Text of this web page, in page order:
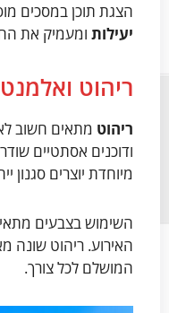
הצגת תוכן במסכים
יעילות ומעמיק את
ריהוט
ריהוט מתאים חשוב
ודוכנים אסתטיים
מיוחדת יוצרים סגנון
השימוש בצבעים
האירוע. ריהוט שונה
המושלם לכל צורך.